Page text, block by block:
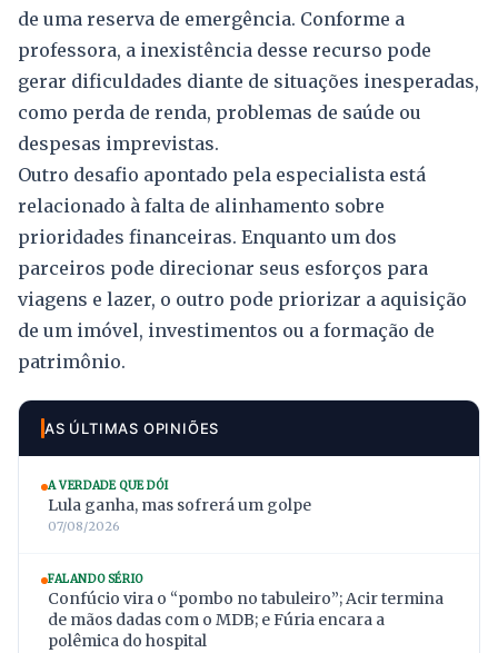
de uma reserva de emergência. Conforme a
professora, a inexistência desse recurso pode
gerar dificuldades diante de situações inesperadas,
como perda de renda, problemas de saúde ou
despesas imprevistas.
Outro desafio apontado pela especialista está
relacionado à falta de alinhamento sobre
prioridades financeiras. Enquanto um dos
parceiros pode direcionar seus esforços para
viagens e lazer, o outro pode priorizar a aquisição
de um imóvel, investimentos ou a formação de
patrimônio.
AS ÚLTIMAS OPINIÕES
A VERDADE QUE DÓI
Lula ganha, mas sofrerá um golpe
07/08/2026
FALANDO SÉRIO
Confúcio vira o “pombo no tabuleiro”; Acir termina
de mãos dadas com o MDB; e Fúria encara a
polêmica do hospital